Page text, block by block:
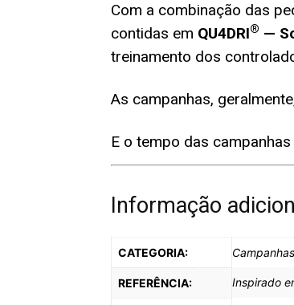
Com a combinação das
contidas em QU4DRI® —
treinamento dos
As campanhas,
E o tempo das
Informação
CATEGORIA:
REFERÊNCIA: Inspirado